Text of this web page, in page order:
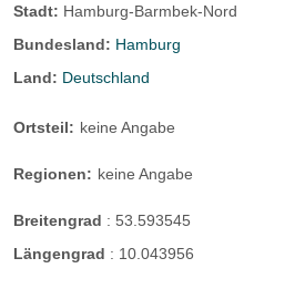
Stadt: Hamburg-Barmbek-Nord
Bundesland: Hamburg
Land: Deutschland
Ortsteil: keine Angabe
Regionen: keine Angabe
Breitengrad : 53.593545
Längengrad : 10.043956